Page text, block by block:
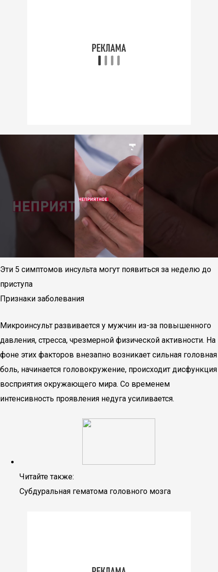
Эти 5 симптомов инсульта могут появиться за неделю до
приступа
Признаки заболевания
Микроинсульт развивается у мужчин из-за повышенного
давления, стресса, чрезмерной физической активности. На
фоне этих факторов внезапно возникает сильная головная
боль, начинается головокружение, происходит дисфункция
восприятия окружающего мира. Со временем
интенсивность проявления недуга усиливается.
Читайте также:
Субдуральная гематома головного мозга